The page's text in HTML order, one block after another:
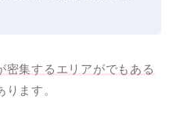
密集するエリアがでもある
ます。